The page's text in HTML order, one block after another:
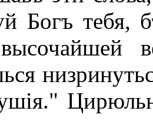
Богъ тебя,